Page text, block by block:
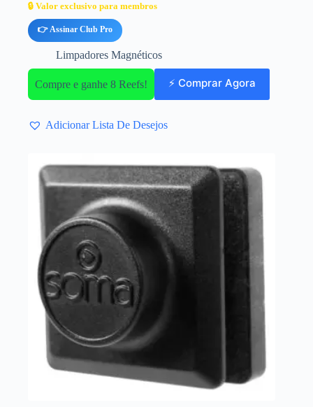
🔒 Valor exclusivo para membros
👉 Assinar Club Pro
Limpadores Magnéticos
Compre e ganhe 8 Reefs! ⚡ Comprar Agora
Adicionar Lista De Desejos